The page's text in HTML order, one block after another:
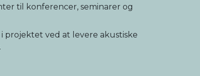
til konferencer, seminarer og
projektet ved at levere akustiske